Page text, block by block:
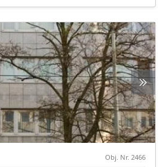
Obj. Nr. 2466